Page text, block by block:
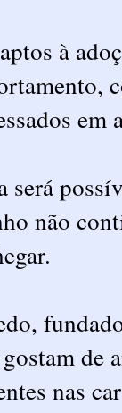
à
em
será
não
nas